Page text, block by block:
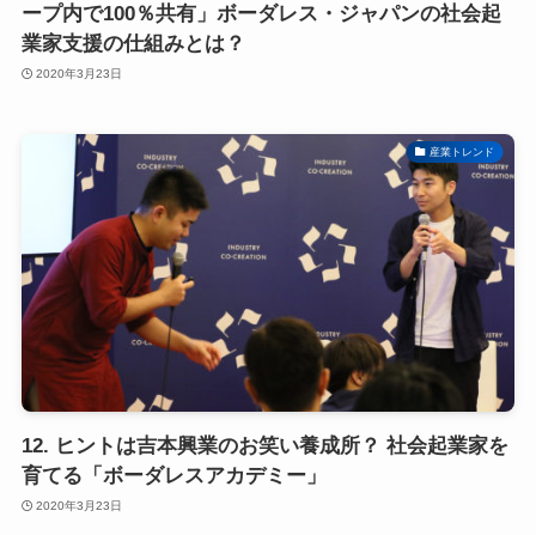
ープ内で100％共有」ボーダレス・ジャパンの社会起
業家支援の仕組みとは？
2020年3月23日
産業トレンド
12. ヒントは吉本興業のお笑い養成所？ 社会起業家を
育てる「ボーダレスアカデミー」
2020年3月23日